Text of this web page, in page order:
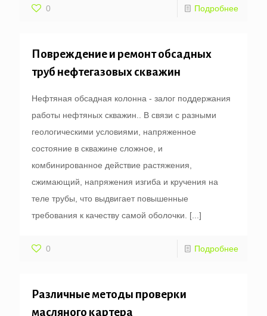
0 Подробнее
Повреждение и ремонт обсадных
труб нефтегазовых скважин
Нефтяная обсадная колонна - залог поддержания
работы нефтяных скважин.. В связи с разными
геологическими условиями, напряженное
состояние в скважине сложное, и
комбинированное действие растяжения,
сжимающий, напряжения изгиба и кручения на
теле трубы, что выдвигает повышенные
требования к качеству самой оболочки.
[...]
0 Подробнее
Различные методы проверки
масляного картера